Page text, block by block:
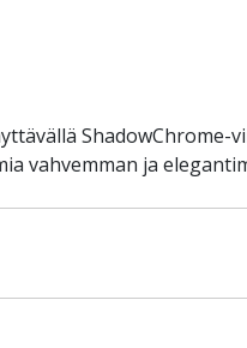
ShadowChrome-
vahvemman ja